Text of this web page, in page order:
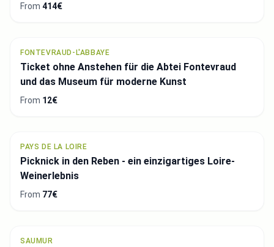
From 414€
FONTEVRAUD-L'ABBAYE
Ticket ohne Anstehen für die Abtei Fontevraud
und das Museum für moderne Kunst
From 12€
PAYS DE LA LOIRE
Picknick in den Reben - ein einzigartiges Loire-
Weinerlebnis
From 77€
SAUMUR